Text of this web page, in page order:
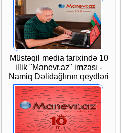
Müstəqil media tarixində 10
illik "Manevr.az" imzası -
Namiq Dəlidağlının qeydləri